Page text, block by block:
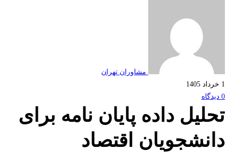
مشاوران تهران
داده پایان نامه برای
اقتصاد